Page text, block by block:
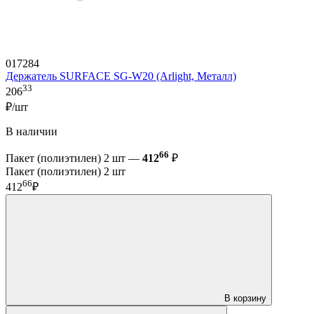
017284
Держатель SURFACE SG-W20 (Arlight, Металл)
20633
₽/шт
В наличии
Пакет (полиэтилен) 2 шт — 41266 ₽
Пакет (полиэтилен) 2 шт
41266₽
В корзину